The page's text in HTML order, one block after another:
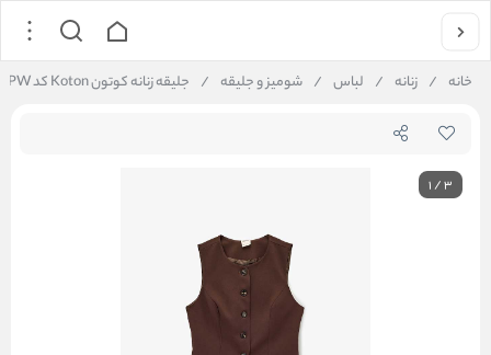
خانه / زنانه / لباس / شومیز و جلیقه / جلیقه زنانه کوتون Koton کد 6WAK20028PW
1/3